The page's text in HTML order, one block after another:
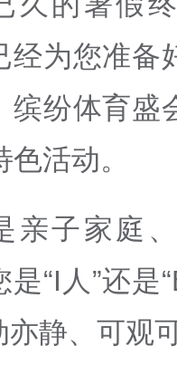
经为您准备
缤纷体育盛
活动。
亲子家庭
是“I人”还
静、可观